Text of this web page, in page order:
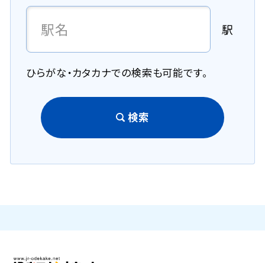
駅
ひらがな・カタカナでの検索も可能です。
検索